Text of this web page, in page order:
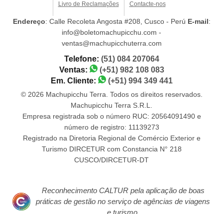
Livro de Reclamações Contacte-nos
Endereço: Calle Recoleta Angosta #208, Cusco - Perú E-mail:
info@boletomachupicchu.com -
ventas@machupicchuterra.com
Telefone: (51) 084 207064
Ventas:
(+51) 982 108 083
Em. Cliente:
(+51) 994 349 441
© 2026 Machupicchu Terra. Todos os direitos reservados.
Machupicchu Terra S.R.L.
Empresa registrada sob o número RUC: 20564091490 e
número de registro: 11139273
Registrado na Diretoria Regional de Comércio Exterior e
Turismo DIRCETUR com Constancia N° 218
CUSCO/DIRCETUR-DT
Reconhecimento CALTUR pela aplicação de boas
práticas de gestão no serviço de agências de viagens